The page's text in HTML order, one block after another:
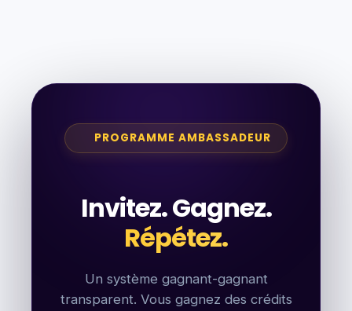
PROGRAMME AMBASSADEUR
Invitez. Gagnez.
Répétez.
Un système gagnant-gagnant
transparent. Vous gagnez des crédits